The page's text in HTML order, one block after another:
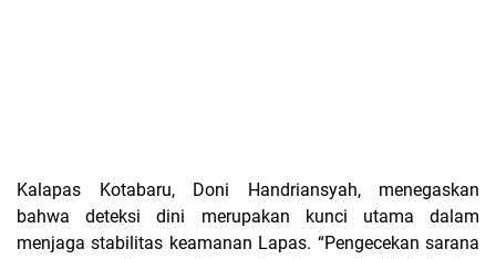
Kalapas Kotabaru, Doni Handriansyah, menegaskan
bahwa deteksi dini merupakan kunci utama dalam
menjaga stabilitas keamanan Lapas. “Pengecekan sarana